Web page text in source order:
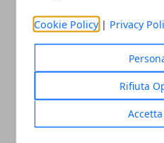
Cookie Policy | Privacy
Rifiuta